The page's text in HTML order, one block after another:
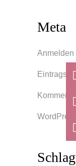
Meta
Anmelden
Eintrags-